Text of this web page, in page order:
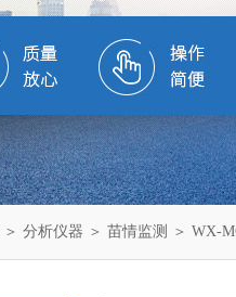
＞ 分析仪器 ＞ 苗情监测 ＞ WX-